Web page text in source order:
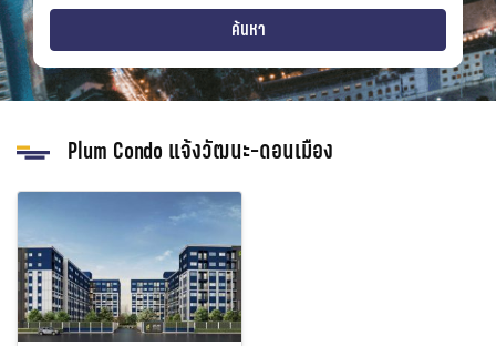
strain-station
sprice
ค้นหา
Plum Condo แจ้งวัฒนะ-ดอนเมือง